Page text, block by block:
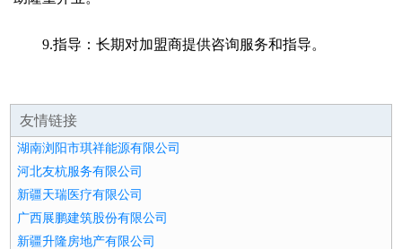
9.指导：长期对加盟商提供咨询服务和指导。
友情链接
湖南浏阳市琪祥能源有限公司
河北友杭服务有限公司
新疆天瑞医疗有限公司
广西展鹏建筑股份有限公司
新疆升隆房地产有限公司